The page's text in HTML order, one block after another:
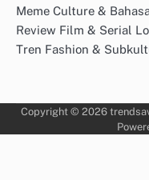
Meme Culture &
Review Film & Serial
Tren Fashion &
Copyright © 2026